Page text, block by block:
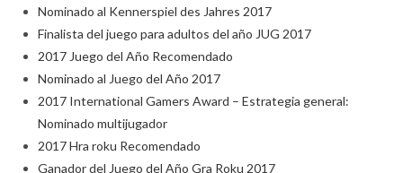
Nominado al Kennerspiel des Jahres 2017
Finalista del juego para adultos del año JUG 2017
2017 Juego del Año Recomendado
Nominado al Juego del Año 2017
2017 International Gamers Award – Estrategia general:
Nominado multijugador
2017 Hra roku Recomendado
Ganador del Juego del Año Gra Roku 2017